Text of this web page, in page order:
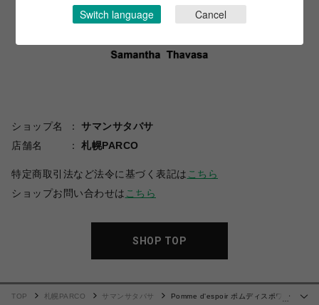
ショップ名
サマンサタバサ
店舗名
札幌PARCO
特定商取引法など法令に基づく表記は こちら
ショップお問い合わせは こちら
SHOP TOP
…
TOP 札幌PARCO サマンサタバサ
Pomme d'espoir ポムディスポワー
Switch language Cancel